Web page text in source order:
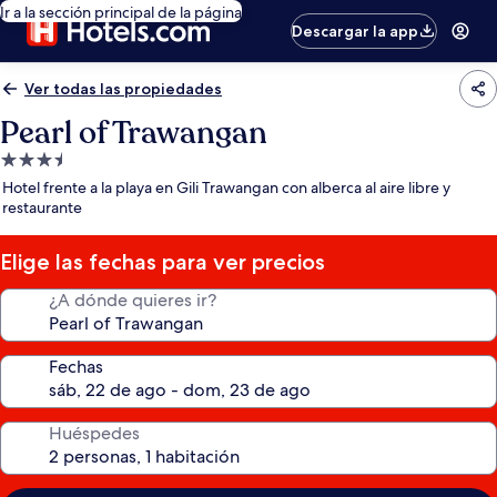
Ir a la sección principal de la página
Descargar la app
Ver todas las propiedades
Pearl of Trawangan
Propiedad
de
3.5
estrellas
Hotel frente a la playa en Gili Trawangan con alberca al aire libre y
restaurante
Elige las fechas para ver precios
¿A dónde quieres ir?
Fechas
Huéspedes